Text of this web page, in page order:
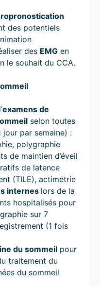
des potentiels
des EMG en
le souhait du CCA.
examens de
selon toutes
jour par semaine) :
polygraphie
de maintien d’éveil
de latence
(TILE), actimétrie
internes lors de la
hospitalisés pour
sur 7
(1 fois
du sommeil pour
traitement du
du sommeil